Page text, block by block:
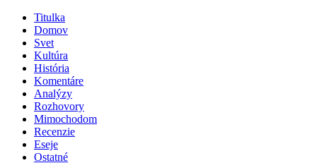
Titulka
Domov
Svet
Kultúra
História
Komentáre
Analýzy
Rozhovory
Mimochodom
Recenzie
Eseje
Ostatné